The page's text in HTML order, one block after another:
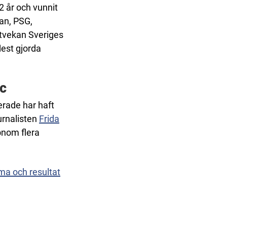
år och vunnit
PSG,
Sveriges
gjorda
har haft
Frida
flera
och resultat